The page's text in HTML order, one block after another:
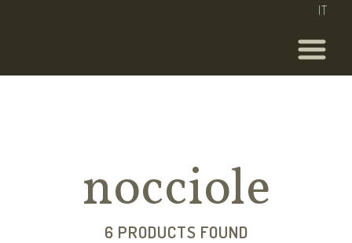
IT
nocciole
6 PRODUCTS FOUND